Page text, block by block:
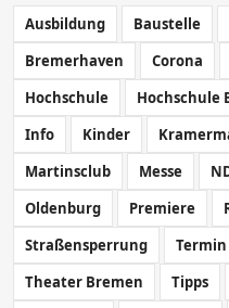
Ausbildung Baustelle
Bremerhaven
Corona
Hochschule
Hochschule
Info
Kinder
Martinsclub
Messe
Oldenburg
Premiere
Straßensperrung
Termin
Theater Bremen
Tipps